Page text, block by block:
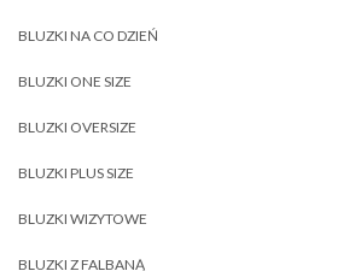
BLUZKI NA CO DZIEŃ
BLUZKI ONE SIZE
BLUZKI OVERSIZE
BLUZKI PLUS SIZE
BLUZKI WIZYTOWE
BLUZKI Z FALBANĄ